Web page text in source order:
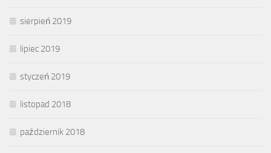
sierpień 2019
lipiec 2019
styczeń 2019
listopad 2018
październik 2018